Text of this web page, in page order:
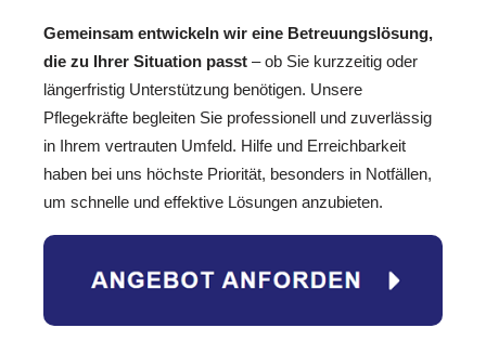
Gemeinsam entwickeln wir eine Betreuungslösung,
die zu Ihrer Situation passt – ob Sie kurzzeitig oder
längerfristig Unterstützung benötigen. Unsere
Pflegekräfte begleiten Sie professionell und zuverlässig
in Ihrem vertrauten Umfeld. Hilfe und Erreichbarkeit
haben bei uns höchste Priorität, besonders in Notfällen,
um schnelle und effektive Lösungen anzubieten.